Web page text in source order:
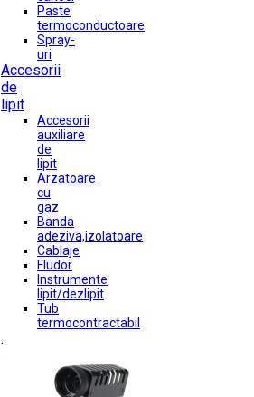
Paste
termoconductoare
Spray-
uri
Accesorii
de
lipit
Accesorii
auxiliare
de
lipit
Arzatoare
cu
gaz
Banda
adeziva,izolatoare
Cablaje
Fludor
Instrumente
lipit/dezlipit
Tub
termocontractabil
.